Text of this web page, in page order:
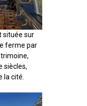
située sur
ferme par
siècles,
la cité.